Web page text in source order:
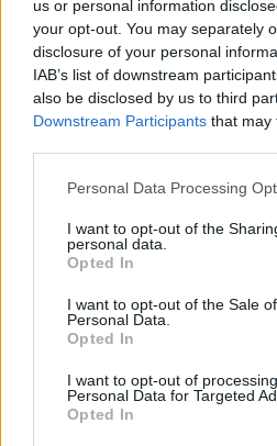
us or personal information
your opt-out. You may separately
disclosure of your personal
IAB’s list of downstream
also be disclosed by us to third
Downstream Participants that may
Personal Data Processing
I want to opt-out of the
personal data.
Opted In
I want to opt-out of the Sale
Personal Data.
Opted In
I want to opt-out of
Personal Data for Targeted
Opted In
Obtarcie blon
Obtarcie blon
seksu.Krew poleciala i
sikania i napuchniete
pomoze na ta
Forum: Ginekologia -
pacjentki
Czy to
Hej od pewnego czasu
wiem czy to wina
Forum:Dla